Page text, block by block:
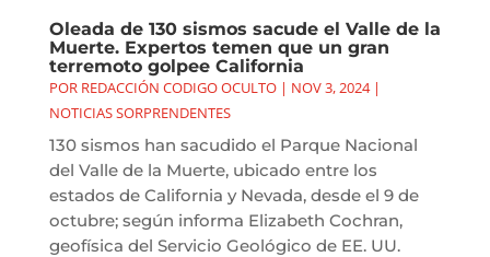
Oleada de 130 sismos sacude el Valle de la
Muerte. Expertos temen que un gran
terremoto golpee California
POR REDACCIÓN CODIGO OCULTO| NOV 3, 2024|
NOTICIAS SORPRENDENTES
130 sismos han sacudido el Parque Nacional
del Valle de la Muerte, ubicado entre los
estados de California y Nevada, desde el 9 de
octubre; según informa Elizabeth Cochran,
geofísica del Servicio Geológico de EE. UU.